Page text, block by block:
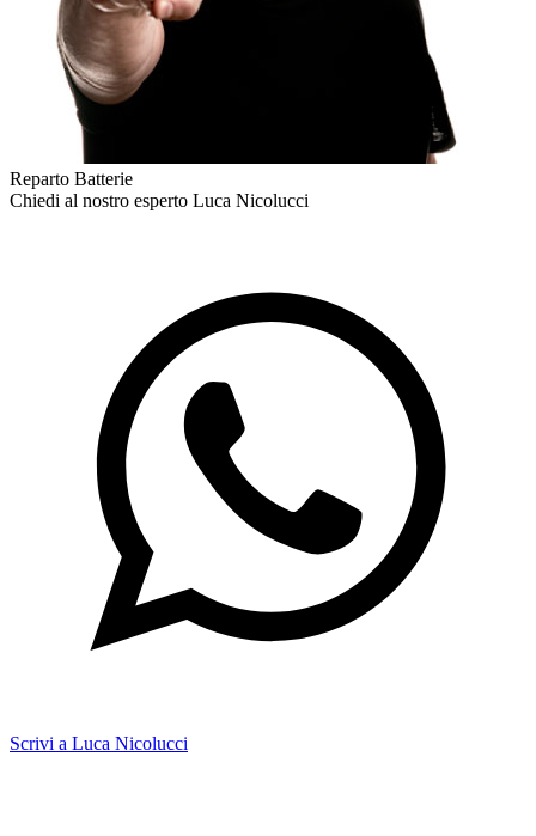
Reparto Batterie
Chiedi al nostro esperto Luca Nicolucci
Scrivi a Luca Nicolucci